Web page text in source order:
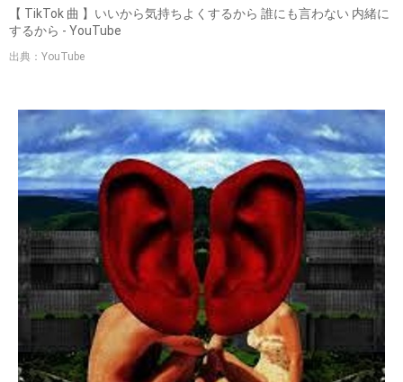
【 TikTok 曲 】いいから気持ちよくするから 誰にも言わない 内緒に
するから - YouTube
出典：YouTube